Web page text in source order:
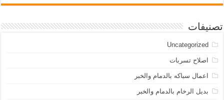
تصنيفات
Uncategorized
اصلاح تسربات
اعمال سباكه بالدمام والخبر
بديل الرخام بالدمام والخبر